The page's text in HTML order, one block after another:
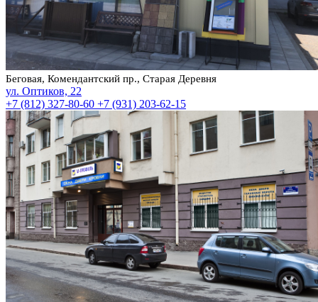
Беговая, Комендантский пр., Старая Деревня
ул. Оптиков, 22
+7 (812) 327-80-60 +7 (931) 203-62-15